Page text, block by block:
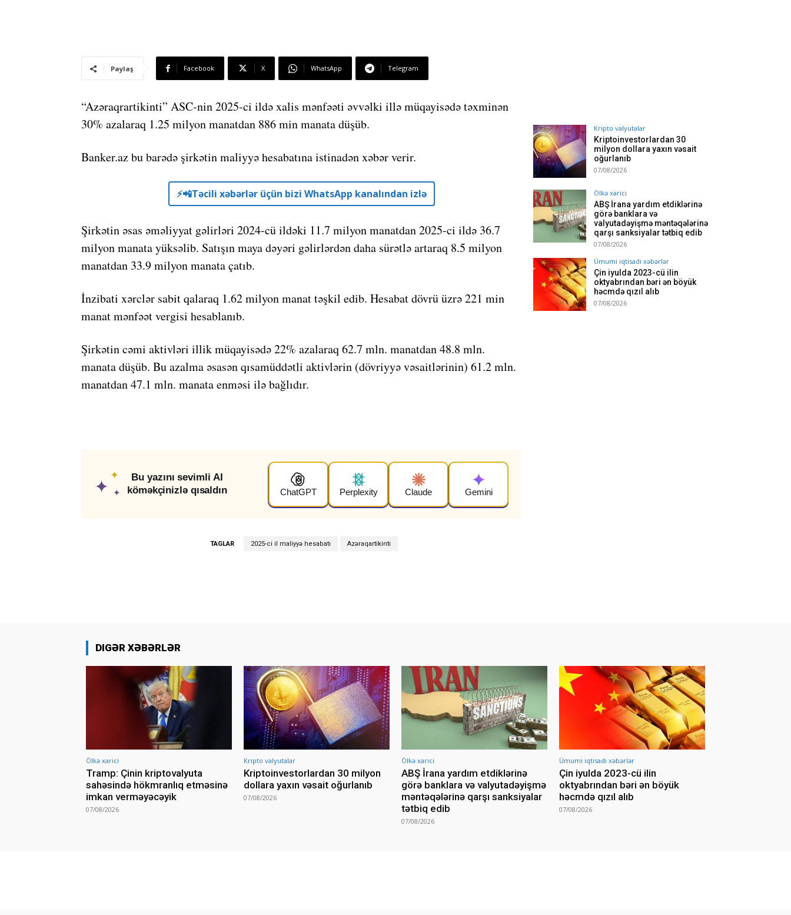
Paylaş Facebook X WhatsApp Telegram
“Azəraqrartikinti” ASC-nin 2025-ci ildə xalis mənfəəti əvvəlki illə müqayisədə təxminən
30% azalaraq 1.25 milyon manatdan 886 min manata düşüb.
Banker.az bu barədə şirkətin maliyyə hesabatına istinadən xəbər verir.
⚡️📲Təcili xəbərlər üçün bizi WhatsApp kanalından izlə
Şirkətin əsas əməliyyat gəlirləri 2024-cü ildəki 11.7 milyon manatdan 2025-ci ildə 36.7
milyon manata yüksəlib. Satışın maya dəyəri gəlirlərdən daha sürətlə artaraq 8.5 milyon
manatdan 33.9 milyon manata çatıb.
İnzibati xərclər sabit qalaraq 1.62 milyon manat təşkil edib. Hesabat dövrü üzrə 221 min
manat mənfəət vergisi hesablanıb.
Şirkətin cəmi aktivləri illik müqayisədə 22% azalaraq 62.7 mln. manatdan 48.8 mln.
manata düşüb. Bu azalma əsasən qısamüddətli aktivlərin (dövriyyə vəsaitlərinin) 61.2 mln.
manatdan 47.1 mln. manata enməsi ilə bağlıdır.
✦
✦
✦
Bu yazını sevimli AI
köməkçinizlə qısaldın
ChatGPT Perplexity Claude Gemini
TAGLAR 2025-ci il maliyyə hesabatı Azəraqartikinti
Kripto valyutalar
Kriptoinvestorlardan 30
milyon dollara yaxın vəsait
oğurlanıb
07/08/2026
Ölkə xarici
ABŞ İrana yardım etdiklərinə
görə banklara və
valyutadəyişmə məntəqələrinə
qarşı sanksiyalar tətbiq edib
07/08/2026
Ümumi iqtisadi xəbərlər
Çin iyulda 2023-cü ilin
oktyabrından bəri ən böyük
həcmdə qızıl alıb
07/08/2026
DIGƏR XƏBƏRLƏR
Ölkə xarici
Tramp: Çinin kriptovalyuta
sahəsində hökmranlıq etməsinə
imkan verməyəcəyik
07/08/2026
Kripto valyutalar
Kriptoinvestorlardan 30 milyon
dollara yaxın vəsait oğurlanıb
07/08/2026
Ölkə xarici
ABŞ İrana yardım etdiklərinə
görə banklara və valyutadəyişmə
məntəqələrinə qarşı sanksiyalar
tətbiq edib
07/08/2026
Ümumi iqtisadi xəbərlər
Çin iyulda 2023-cü ilin
oktyabrından bəri ən böyük
həcmdə qızıl alıb
07/08/2026